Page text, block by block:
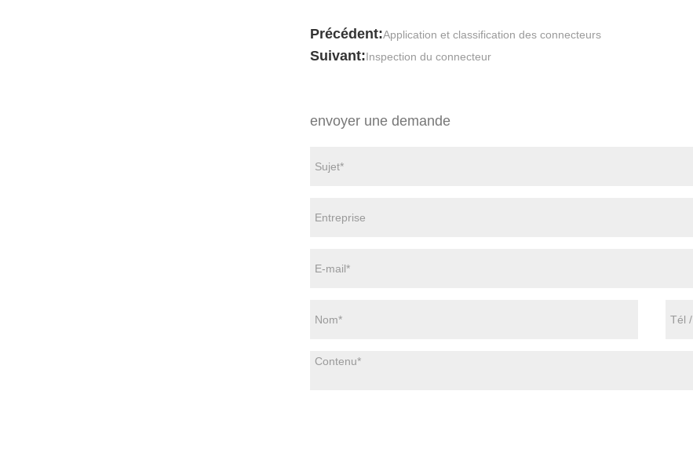
Précédent:Application et classification des connecteurs
Suivant:Inspection du connecteur
envoyer une demande